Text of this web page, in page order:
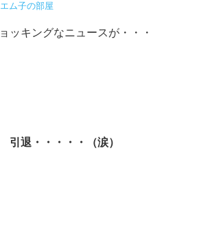
エム子の部屋
ッキングなニュースが・・・
退・・・・・（涙）